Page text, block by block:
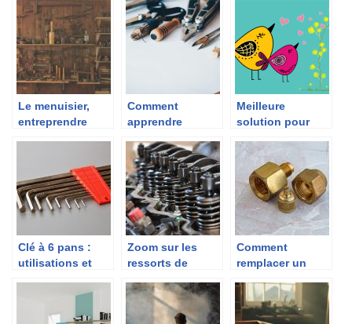
plomberie
d’électriciens
et leurs outils
Le menuisier,
entreprendre
c’est possible
Comment
apprendre
bricoler ?
Meilleure
solution pour
papier peint ?
Clé à 6 pans :
utilisations et
Zoom sur les
ressorts de
Comment
remplacer un
plomberie ?